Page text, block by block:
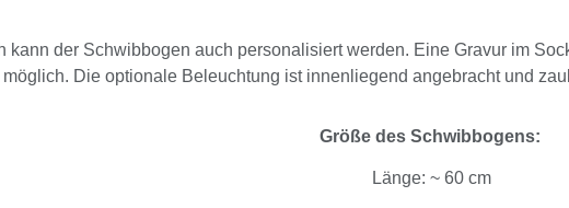
kann der Schwibbogen auch personalisiert werden. Eine Gravur im
möglich. Die optionale Beleuchtung ist innenliegend angebracht und
Größe des Schwibbogens:
Länge: ~ 60 cm